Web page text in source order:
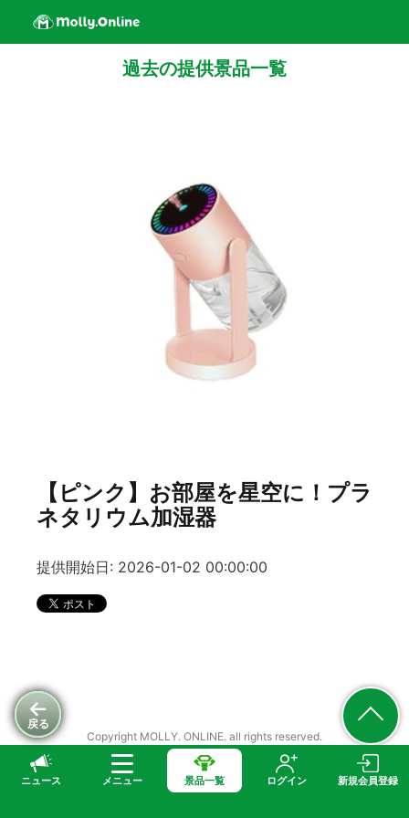
ニュース メニュー 景品一覧 ログイン 新規会員登録
戻る
過去の提供景品一覧
【ピンク】お部屋を星空に！プラ
ネタリウム加湿器
提供開始日: 2026-01-02 00:00:00
Copyright MOLLY. ONLINE. all rights reserved.